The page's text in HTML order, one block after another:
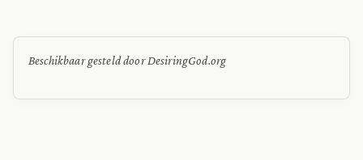
Beschikbaar gesteld door DesiringGod.org